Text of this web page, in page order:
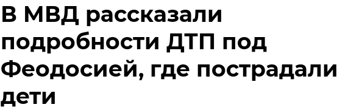
В МВД рассказали
подробности ДТП под
Феодосией, где пострадали
дети